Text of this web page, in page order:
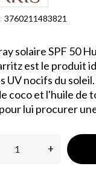
3760211483821
solaire SPF 50
est le produit
UV nocifs du
coco et l'huile
lui procurer
+